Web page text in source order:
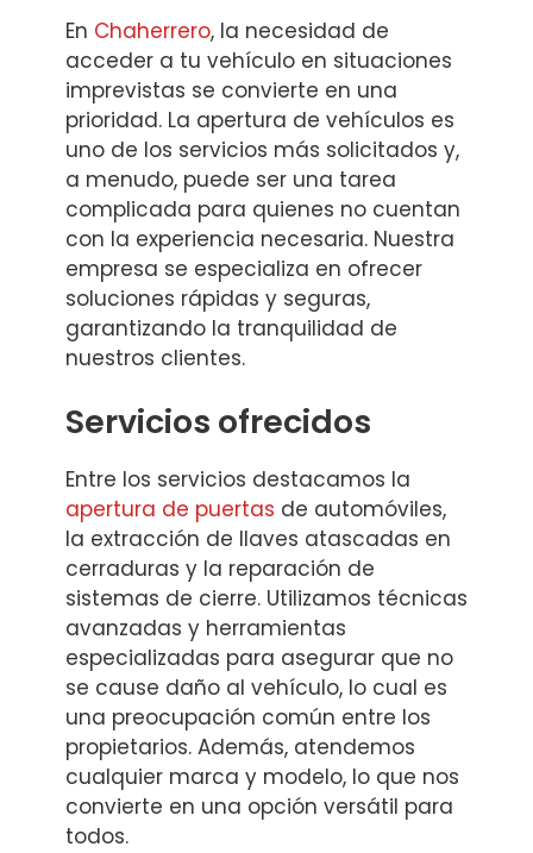
En Chaherrero, la necesidad de
acceder a tu vehículo en situaciones
imprevistas se convierte en una
prioridad. La apertura de vehículos es
uno de los servicios más solicitados y,
a menudo, puede ser una tarea
complicada para quienes no cuentan
con la experiencia necesaria. Nuestra
empresa se especializa en ofrecer
soluciones rápidas y seguras,
garantizando la tranquilidad de
nuestros clientes.
Servicios ofrecidos
Entre los servicios destacamos la
apertura de puertas de automóviles,
la extracción de llaves atascadas en
cerraduras y la reparación de
sistemas de cierre. Utilizamos técnicas
avanzadas y herramientas
especializadas para asegurar que no
se cause daño al vehículo, lo cual es
una preocupación común entre los
propietarios. Además, atendemos
cualquier marca y modelo, lo que nos
convierte en una opción versátil para
todos.